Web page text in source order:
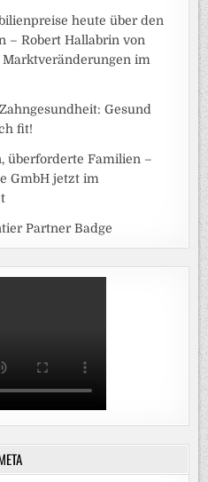
heute über den
– Robert Hallabrin von
im
Gesund
fit!
überforderte Familien –
GmbH jetzt im
Partner Badge